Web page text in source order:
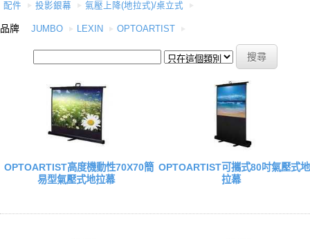
配件 投影銀幕 氣壓上降(地拉式)/桌立式
品牌 JUMBO LEXIN OPTOARTIST
OPTOARTIST高度機動性70X70簡
易型氣壓式地拉幕
OPTOARTIST可攜式80吋氣壓式地
拉幕